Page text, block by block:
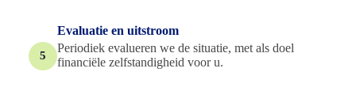
5
Evaluatie en uitstroom
Periodiek evalueren we de situatie, met als doel
financiële zelfstandigheid voor u.